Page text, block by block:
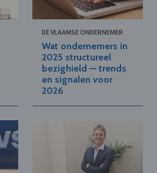
DE VLAAMSE ONDERNEMER
Wat ondernemers in
2025 structureel
bezighield — trends
en signalen voor
2026